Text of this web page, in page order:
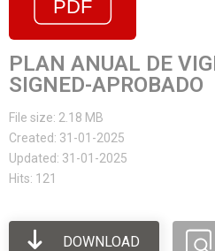
PLAN ANUAL DE
SIGNED-APROBADO
File size: 2.18 MB
Created: 31-01-2025
Updated: 31-01-2025
Hits: 121
DOWNLOAD